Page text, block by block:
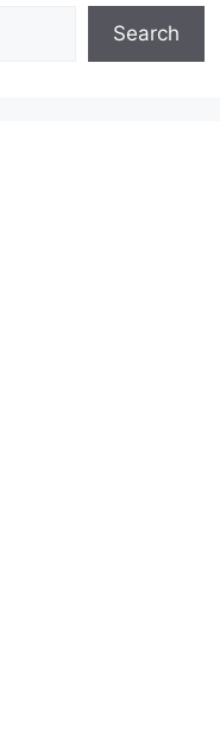
Search